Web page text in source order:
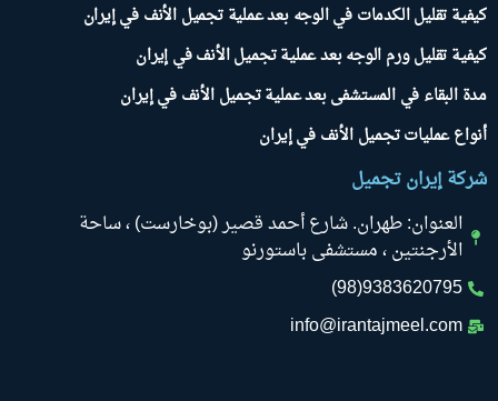
كيفية تقليل الكدمات في الوجه بعد عملية تجميل الأنف في إيران
كيفية تقليل ورم الوجه بعد عملية تجميل الأنف في إيران
مدة البقاء في المستشفى بعد عملية تجميل الأنف في إيران
أنواع عمليات تجميل الأنف في إيران
شركة إيران تجميل
العنوان: طهران. شارع أحمد قصير (بوخارست) ، ساحة
الأرجنتين ، مستشفى باستورنو
9383620795(98)
info@irantajmeel.com